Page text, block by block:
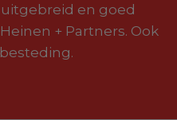
en goed
+ Partners. Ook